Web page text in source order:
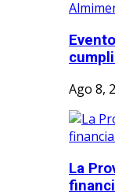
Ago 8,
La